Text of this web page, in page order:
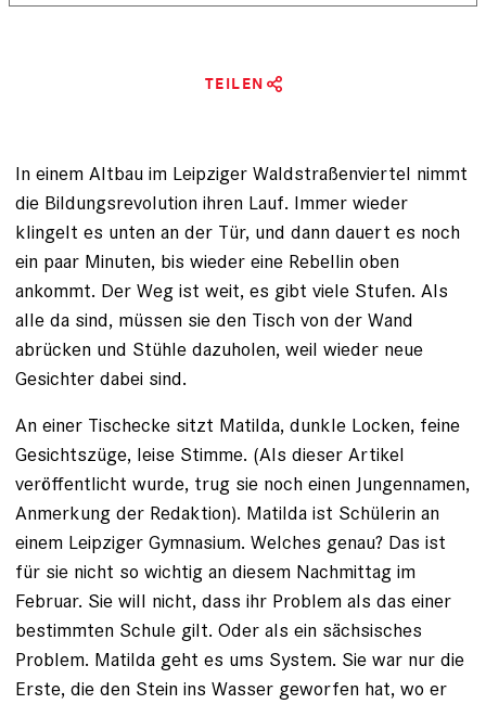
TEILEN
In einem Altbau im Leipziger Waldstraßenviertel nimmt
die Bildungsrevolution ihren Lauf. Immer wieder
klingelt es ­unten an der Tür, und dann ­dauert es noch
ein paar Minuten, bis wieder eine ­Rebellin oben
ankommt. Der Weg ist weit, es gibt viele ­Stufen. Als
alle da sind, müssen sie den Tisch von der Wand
abrücken und Stühle dazu­holen, weil wieder neue
Gesichter dabei sind.
An einer Tischecke sitzt Matilda, dunkle Locken, feine
Gesichtszüge, leise Stimme. (Als dieser Artikel
veröffentlicht wurde, trug sie noch einen Jungennamen,
Anmerkung der Redaktion). Matilda ist Schülerin an
einem Leipziger ­Gymnasium. Welches genau? Das ist
für sie nicht so ­wichtig an diesem Nachmittag im
Februar. Sie will nicht, dass ihr Problem als das einer
bestimmten Schule gilt. Oder als ein sächsisches
Problem. Matilda geht es ums System. Sie war nur die
Erste, die den Stein ins Wasser ­geworfen hat, wo er